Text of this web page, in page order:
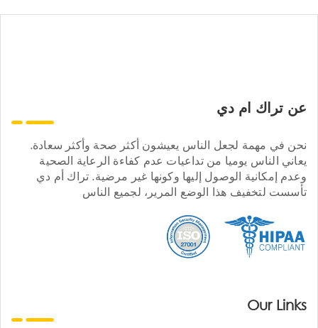
عن تراك ام دي
نحن في مهمة لجعل الناس يعيشون أكثر صحة وأكثر سعادة.
يعاني الناس يوميا من تداعيات عدم كفاءة الرعاية الصحية
وعدم إمكانية الوصول إليها وكونها غير مرضية. تراك أم دي
تأسست لتخفيف هذا الوضع المرير، لجميع الناس
Our Links